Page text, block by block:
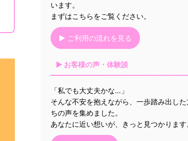
います。
まずはこちらをご覧ください。
▶ ご利用の流れを見る
▶ お客様の声・体験談
「私でも大丈夫かな…」
そんな不安を抱えながら、一歩踏み出した
ちの声を集めました。
あなたに近い想いが、きっと見つかります